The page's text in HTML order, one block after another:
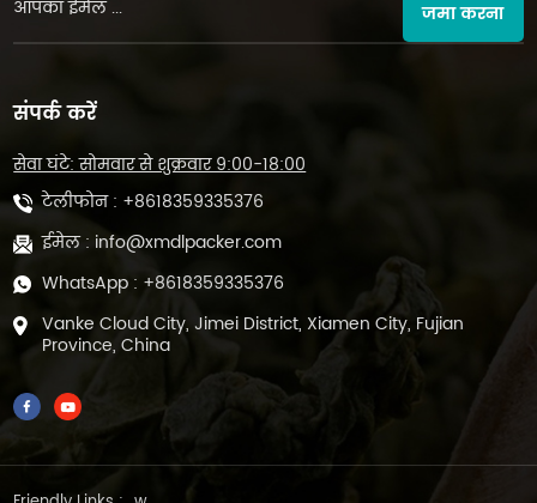
जमा करना
संपर्क करें
सेवा घंटे: सोमवार से शुक्रवार 9:00-18:00
टेलीफोन : +8618359335376
ईमेल : info@xmdlpacker.com
WhatsApp : +8618359335376
Vanke Cloud City, Jimei District, Xiamen City, Fujian
Province, China